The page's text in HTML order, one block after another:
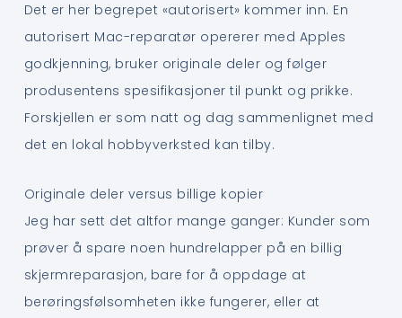
Det er her begrepet «autorisert» kommer inn. En
autorisert Mac-reparatør opererer med Apples
godkjenning, bruker originale deler og følger
produsentens spesifikasjoner til punkt og prikke.
Forskjellen er som natt og dag sammenlignet med
det en lokal hobbyverksted kan tilby.
Originale deler versus billige kopier
Jeg har sett det altfor mange ganger: Kunder som
prøver å spare noen hundrelapper på en billig
skjermreparasjon, bare for å oppdage at
berøringsfølsomheten ikke fungerer, eller at